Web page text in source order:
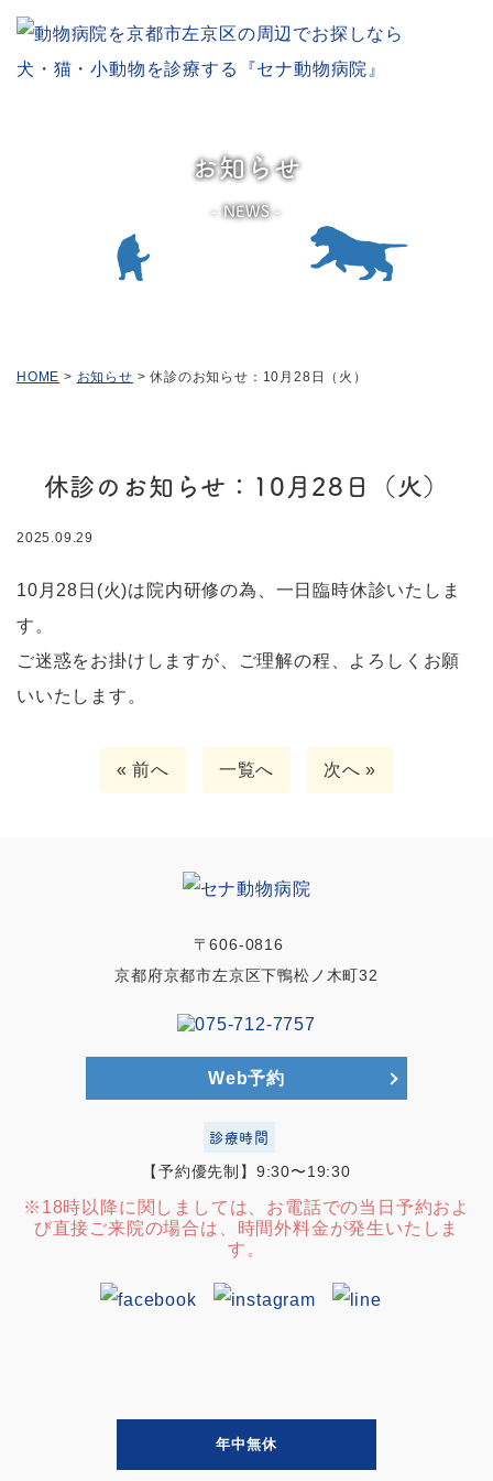
お知らせ
NEWS
HOME > お知らせ >休診のお知らせ：10月28日（火）
休診のお知らせ：10月28日（火）
2025.09.29
10月28日(火)は院内研修の為、一日臨時休診いたしま
す。
ご迷惑をお掛けしますが、ご理解の程、よろしくお願
いいたします。
« 前へ 一覧へ 次へ »
〒606-0816
京都府京都市左京区下鴨松ノ木町32
Web予約
診療時間
【予約優先制】9:30〜19:30
※18時以降に関しましては、お電話での当日予約およ
び直接ご来院の場合は、時間外料金が発生いたしま
す。
年中無休